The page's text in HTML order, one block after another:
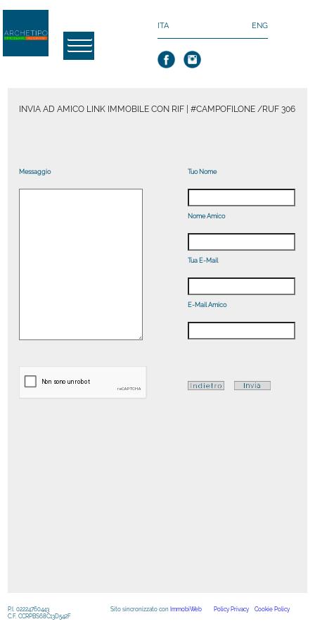
ITA ENG
P.I. 02224760443
C.F. CCRPBS68C13D542F
Sito sincronizzato con ImmobiWeb
INVIA AD AMICO LINK IMMOBILE CON RIF | #CAMPOFILONE /RUF 306
Messaggio Tuo Nome
Nome Amico
Tua E-Mail
E-Mail Amico
Policy Privacy Cookie Policy